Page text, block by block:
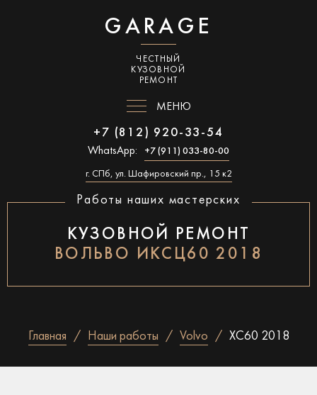
GARAGE
ЧЕСТНЫЙ
КУЗОВНОЙ
РЕМОНТ
МЕНЮ
+7 (812) 920-33-54
WhatsApp: +7 (911) 033-80-00
г. СПб, ул. Шафировский пр., 15 к2
Работы наших мастерских
КУЗОВНОЙ РЕМОНТ
ВОЛЬВО ИКСЦ60 2018
Главная Наши работы Volvo XC60 2018